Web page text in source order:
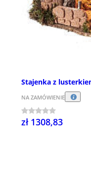
Stajenka z
NA ZAMÓWIENIE
zł 1308,83